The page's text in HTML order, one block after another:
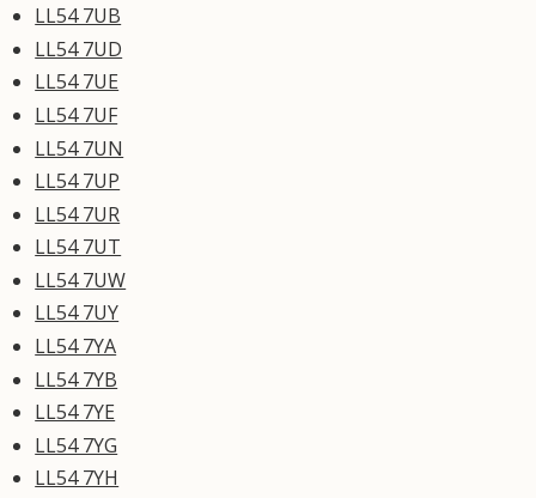
LL54 7UB
LL54 7UD
LL54 7UE
LL54 7UF
LL54 7UN
LL54 7UP
LL54 7UR
LL54 7UT
LL54 7UW
LL54 7UY
LL54 7YA
LL54 7YB
LL54 7YE
LL54 7YG
LL54 7YH